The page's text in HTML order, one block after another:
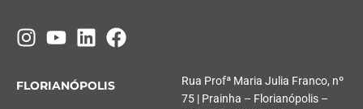
FLORIANÓPOLIS
Rua Profª Maria Julia Franco, nº
75 | Prainha – Florianópolis –